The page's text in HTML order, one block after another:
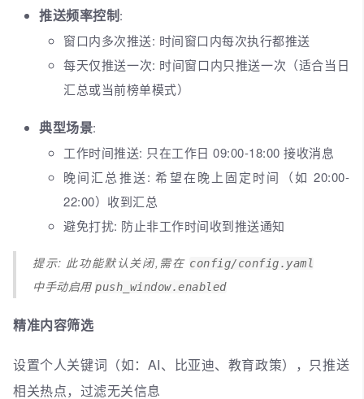
推送频率控制:
窗口内多次推送: 时间窗口内每次执行都推送
每天仅推送一次: 时间窗口内只推送一次（适合当日
汇总或当前榜单模式）
典型场景:
工作时间推送: 只在工作日 09:00-18:00 接收消息
晚间汇总推送: 希望在晚上固定时间（如 20:00-
22:00）收到汇总
避免打扰: 防止非工作时间收到推送通知
提示: 此功能默认关闭,需在 config/config.yaml
中手动启用 push_window.enabled
精准内容筛选
设置个人关键词（如：AI、比亚迪、教育政策），只推送
相关热点，过滤无关信息